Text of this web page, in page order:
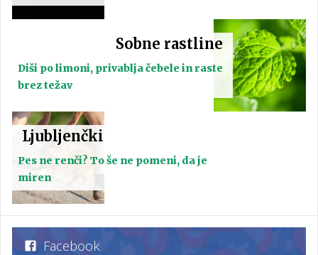
Sobne rastline
Diši po limoni, privablja čebele in raste
brez težav
Ljubljenčki
Pes ne renči? To še ne pomeni, da je
miren
Facebook